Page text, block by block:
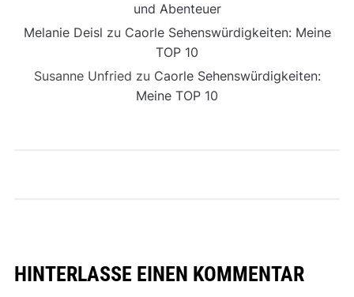
und Abenteuer
Melanie Deisl zu Caorle Sehenswürdigkeiten: Meine
TOP 10
Susanne Unfried zu Caorle Sehenswürdigkeiten:
Meine TOP 10
HINTERLASSE EINEN KOMMENTAR